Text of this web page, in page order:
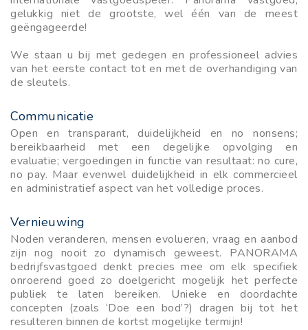
gelukkig niet de grootste, wel één van de meest
geëngageerde!
We staan u bij met gedegen en professioneel advies
van het eerste contact tot en met de overhandiging van
de sleutels.
Communicatie
Open en transparant, duidelijkheid en no nonsens;
bereikbaarheid met een degelijke opvolging en
evaluatie; vergoedingen in functie van resultaat: no cure,
no pay. Maar evenwel duidelijkheid in elk commercieel
en administratief aspect van het volledige proces.
Vernieuwing
Noden veranderen, mensen evolueren, vraag en aanbod
zijn nog nooit zo dynamisch geweest. PANORAMA
bedrijfsvastgoed denkt precies mee om elk specifiek
onroerend goed zo doelgericht mogelijk het perfecte
publiek te laten bereiken. Unieke en doordachte
concepten (zoals ‘Doe een bod’?) dragen bij tot het
resulteren binnen de kortst mogelijke termijn!